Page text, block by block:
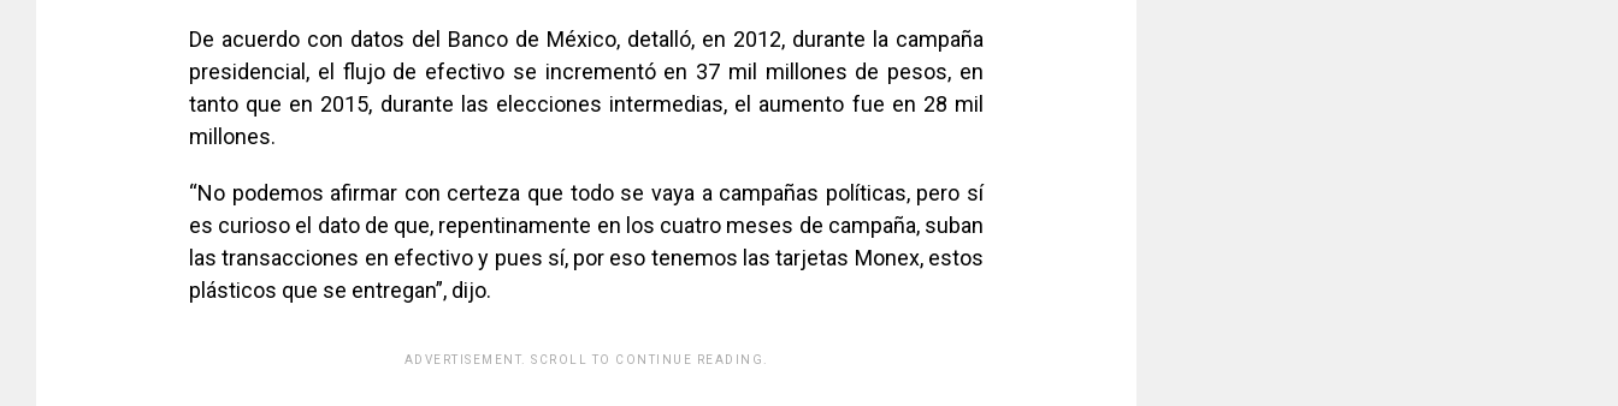
De acuerdo con datos del Banco de México, detalló, en 2012, durante la campaña
presidencial, el flujo de efectivo se incrementó en 37 mil millones de pesos, en
tanto que en 2015, durante las elecciones intermedias, el aumento fue en 28 mil
millones.
“No podemos afirmar con certeza que todo se vaya a campañas políticas, pero sí
es curioso el dato de que, repentinamente en los cuatro meses de campaña, suban
las transacciones en efectivo y pues sí, por eso tenemos las tarjetas Monex, estos
plásticos que se entregan”, dijo.
ADVERTISEMENT. SCROLL TO CONTINUE READING.